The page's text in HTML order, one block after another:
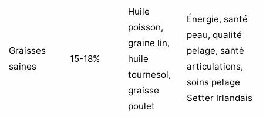
Graisses
saines
15-18%
Huile
poisson,
graine lin,
huile
tournesol,
graisse
poulet
Énergie, santé
peau, qualité
pelage, santé
articulations,
soins pelage
Setter Irlandais